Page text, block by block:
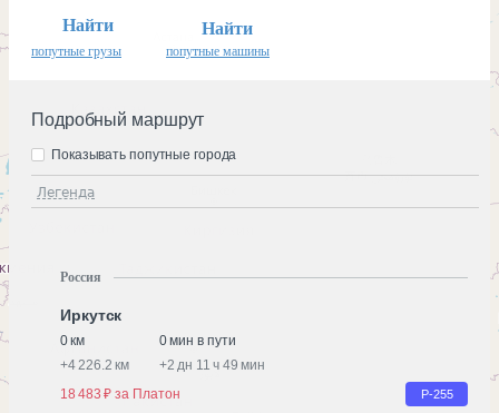
Найти
попутные грузы
Найти
попутные машины
Подробный маршрут
Легенда
Показывать попутные города
Россия
Иркутск
0 км
0 мин в пути
+4 226.2 км +2 дн 11 ч 49 мин
18 483 ₽ за Платон
Р-255